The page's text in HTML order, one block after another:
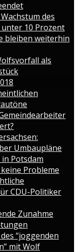
des
10 Prozent
bleiben weiterhin
als
Umbaupläne
Potsdam
Probleme
CDU-Politiker
Zunahme
“joggenden
mit Wolf